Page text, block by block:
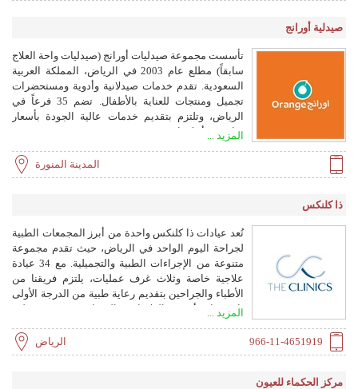
صيدلية أورانج
تأسست مجموعة صيدليات أورانج (صيدليات واحة العلاج
سابقاً) مطلع عام 2003 في الرياض، المملكة العربية
السعودية. تقدم خدمات صيدلانية وأدوية ومستحضرات
تجميل ومنتجات للعناية بالأطفال. تضم 35 فرعاً في
الرياض، وتلتزم بتقديم خدمات عالية الجودة بأسعار
منافسة وأخلاقيات مهنية.
المزيد ...
المدينة المنورة
ذا كلنكس
تُعد عيادات ذا كلنكس واحدة من أبرز المجمعات الطبية
لجراحة اليوم الواحد في الرياض، حيث تقدم مجموعة
متنوعة من الإجراءات الطبية والتجميلية. مع 34 عيادة
علاجية خاصة وثلاث غرف عمليات، يلتزم فريقنا من
الأطباء والجراحين بتقديم رعاية طبية من الدرجة الأولى
باستخدام أحدث العلاجات والتقنيات. تقع في قلب
المزيد ...
966-11-4651919 الرياض
مركز الحكماء للعيون